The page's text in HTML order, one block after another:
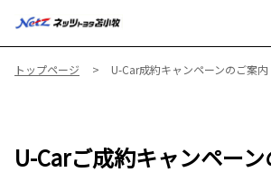
トップページ U-Car成約キャンペーンのご案内
U-Carご成約キャンペー